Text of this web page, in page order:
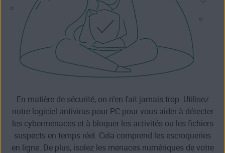
En matière de sécurité, on n’en fait jamais trop. Utilisez
notre logiciel antivirus pour PC pour vous aider à détecter
les cybermenaces et à bloquer les activités ou les fichiers
suspects en temps réel. Cela comprend les escroqueries
en ligne. De plus, isolez les menaces numériques de votre